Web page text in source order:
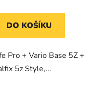
DO KOŠÍKU
Pro + Vario Base 5Z +
5z Style,...